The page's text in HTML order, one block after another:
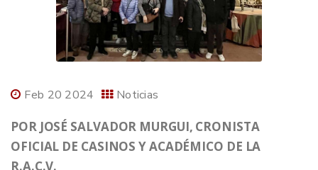
Feb 20 2024 Noticias
POR JOSÉ SALVADOR MURGUI, CRONISTA
OFICIAL DE CASINOS Y ACADÉMICO DE LA
R.A.C.V.